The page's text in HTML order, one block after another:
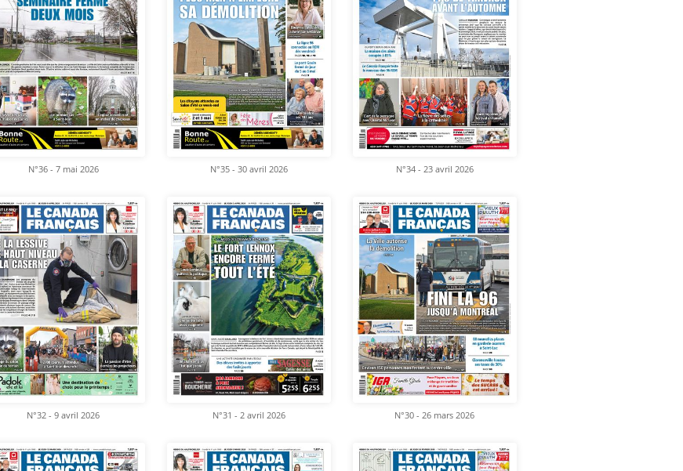
N°36 - 7 mai 2026 N°35 - 30 avril 2026 N°34 - 23 avril 2026
N°32 - 9 avril 2026 N°31 - 2 avril 2026 N°30 - 26 mars 2026